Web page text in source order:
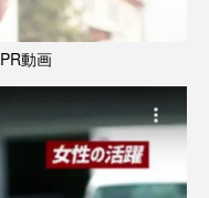
動画